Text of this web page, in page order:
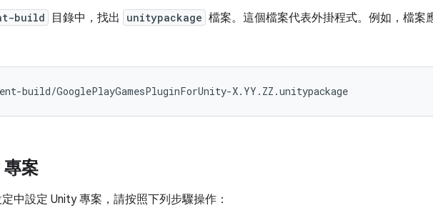
build 目錄中，找出 unitypackage 檔案。這個檔案代表外掛程式。例如，檔案
-build/GooglePlayGamesPluginForUnity-X. YY . ZZ .unitypackage
案
中設定 Unity 專案，請按照下列步驟操作：